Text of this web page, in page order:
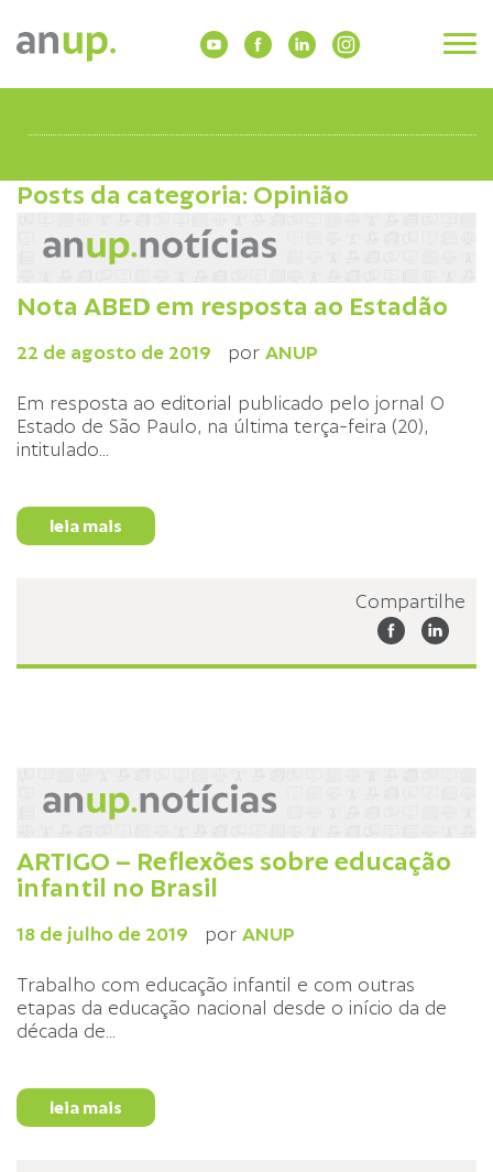
Posts da categoria: Opinião
Nota ABED em resposta ao Estadão
22 de agosto de 2019 por ANUP
Em resposta ao editorial publicado pelo jornal O
Estado de São Paulo, na última terça-feira (20),
intitulado...
leia mais
Compartilhe
ARTIGO – Reflexões sobre educação
infantil no Brasil
18 de julho de 2019 por ANUP
Trabalho com educação infantil e com outras
etapas da educação nacional desde o início da de
década de...
leia mais